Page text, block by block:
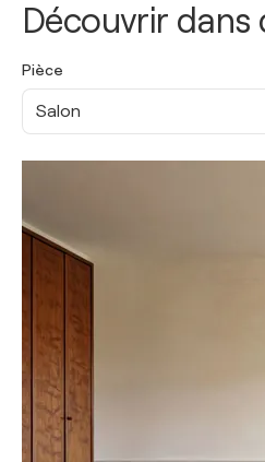
Découvrir dans
Pièce
Salon